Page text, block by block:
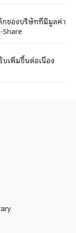
กของบริษัทที่มีมูลค่า
เพิ่มขึ้นต่อเนื่อง